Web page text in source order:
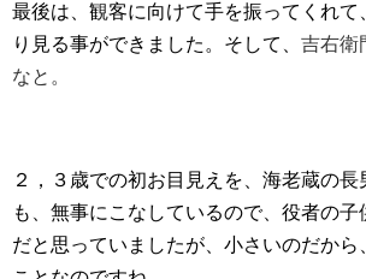
最後は、観客に向けて手を振ってくれて
り見る事ができました。そして、 吉右衛
なと。
２，３歳での初お目見えを、海老蔵の長
も、無事にこなしているので、役者の
だと思っていましたが、小さいのだから